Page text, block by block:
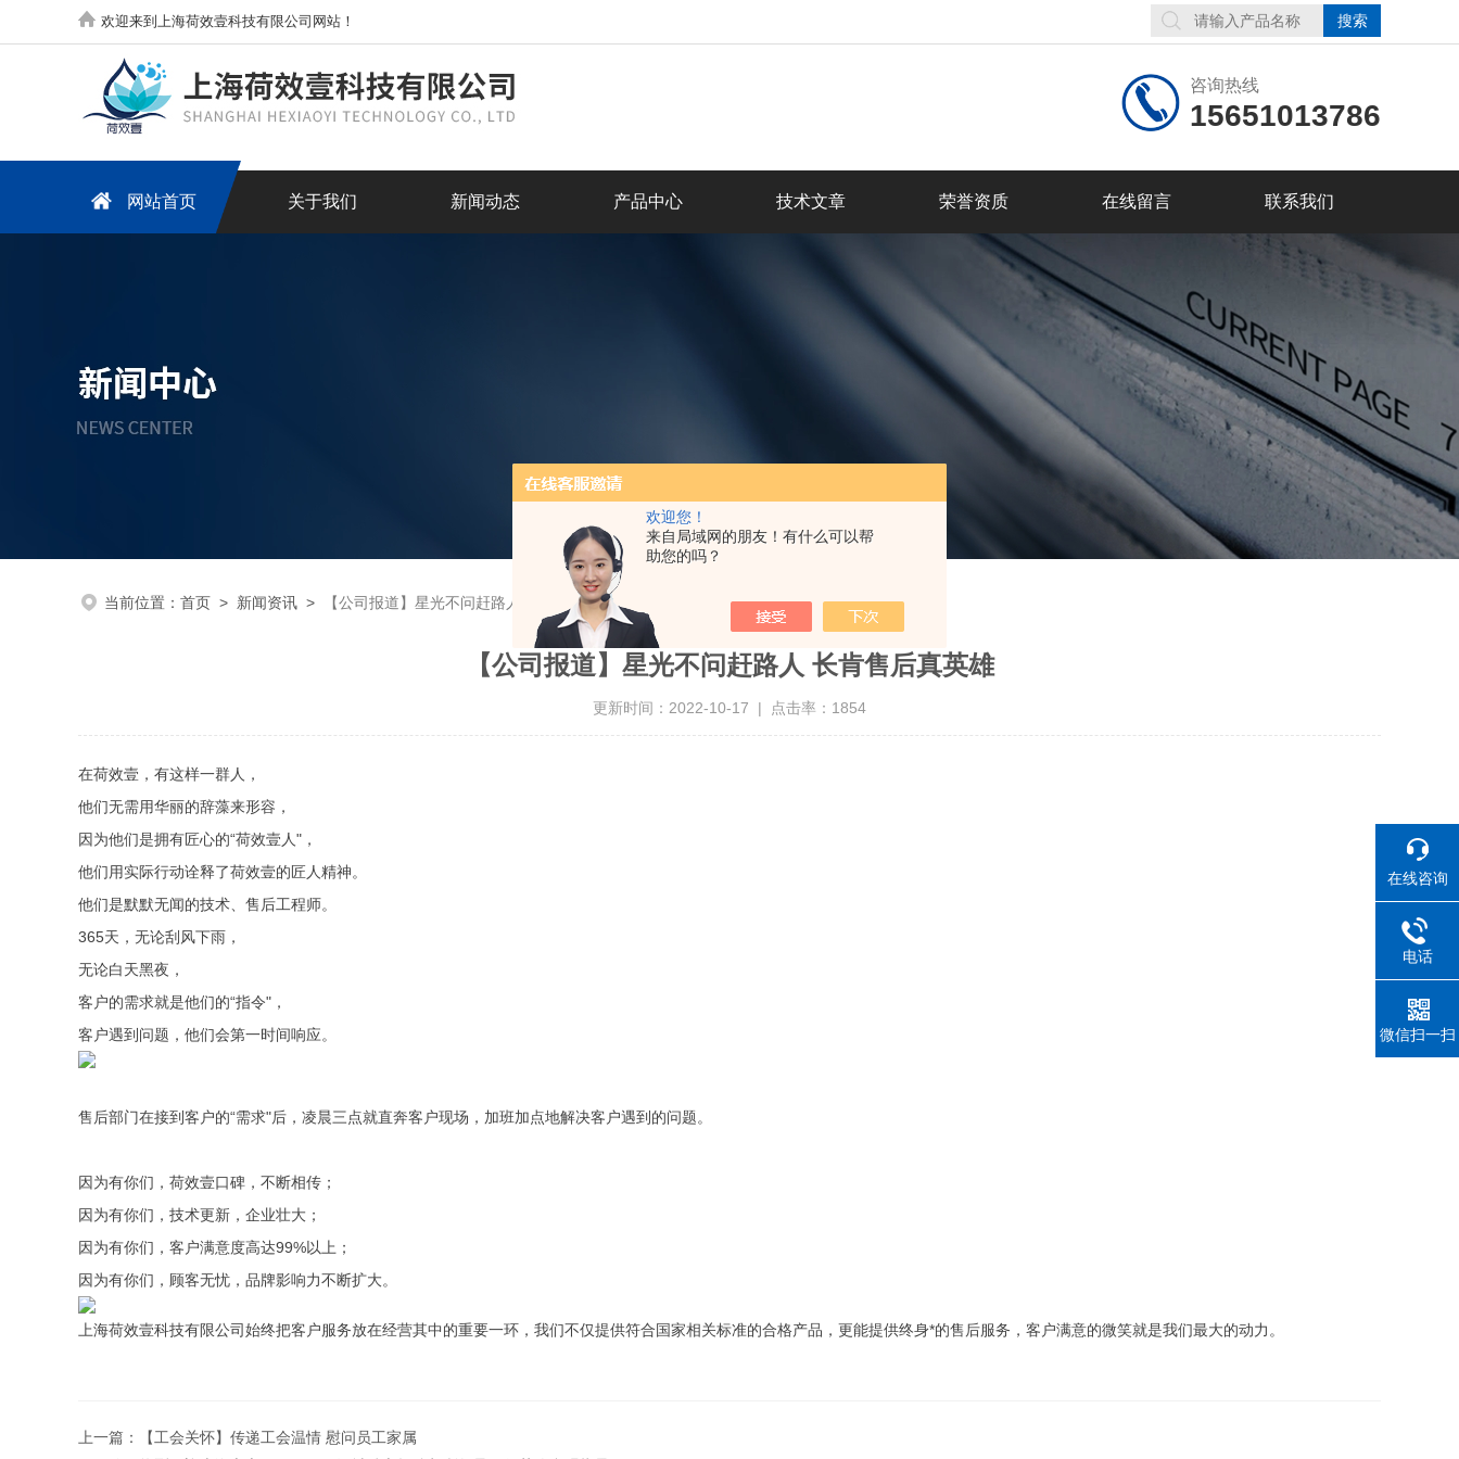
欢迎您！
来自局域网的朋友！有什么可以帮
助您的吗？
欢迎来到上海荷效壹科技有限公司网站！
咨询热线
15651013786
网站首页 关于我们 新闻动态 产品中心 技术文章 荣誉资质 在线留言 联系我们
当前位置： 首页 > 新闻资讯 > 【公司报道】星光不问赶路人 长肯售后真英雄
【公司报道】星光不问赶路人 长肯售后真英雄
更新时间：2022-10-17 | 点击率：1854
在荷效壹，有这样一群人，
他们无需用华丽的辞藻来形容，
因为他们是拥有匠心的“荷效壹人"，
他们用实际行动诠释了荷效壹的匠人精神。
他们是默默无闻的技术、售后工程师。
365天，无论刮风下雨，
无论白天黑夜，
客户的需求就是他们的“指令"，
客户遇到问题，他们会第一时间响应。
售后部门在接到客户的“需求"后，凌晨三点就直奔客户现场，加班加点地解决客户遇到的问题。
因为有你们，荷效壹口碑，不断相传；
因为有你们，技术更新，企业壮大；
因为有你们，客户满意度高达99%以上；
因为有你们，顾客无忧，品牌影响力不断扩大。
上海荷效壹科技有限公司始终把客户服务放在经营其中的重要一环，我们不仅提供符合国家相关标准的合格产品，更能提供终身*的售后服务，客户满意的微笑就是我们最大的动力。
上一篇：
【工会关怀】传递工会温情 慰问员工家属
在线咨询
电话
微信扫一扫